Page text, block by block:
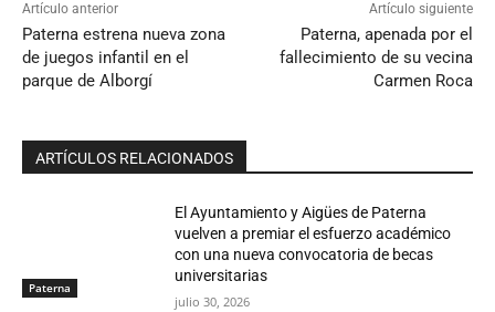
Artículo anterior
Paterna estrena nueva zona
de juegos infantil en el
parque de Alborgí
Artículo siguiente
Paterna, apenada por el
fallecimiento de su vecina
Carmen Roca
ARTÍCULOS RELACIONADOS
Paterna
El Ayuntamiento y Aigües de Paterna
vuelven a premiar el esfuerzo académico
con una nueva convocatoria de becas
universitarias
julio 30, 2026